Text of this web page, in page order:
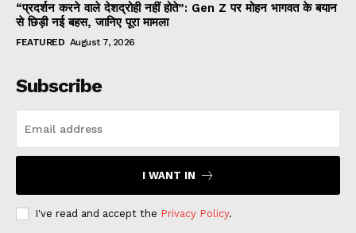
“प्रदर्शन करने वाले देशद्रोही नहीं होते”: Gen Z पर मोहन भागवत के बयान
से छिड़ी नई बहस, जानिए पूरा मामला
FEATURED August 7, 2026
Subscribe
I WANT IN
I've read and accept the Privacy Policy.